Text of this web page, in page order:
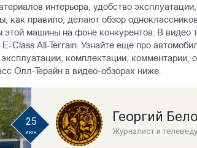
интерьера, удобство
как правило, делают обзор
машины на фоне конкурентов. В видео
Class All-Terrain. Узнайте еще про
комплектации, комментарии,
Олл-Терайн в видео-обзорах ниже.
25
июн
Георгий
Журналист и